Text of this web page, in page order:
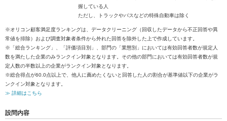
握している人
ただし、トラックやバスなどの特殊自動車は除く
※オリコン顧客満足度ランキングは、データクリーニング（回収したデータから不正回答や異
常値を排除）および調査対象者条件から外れた回答を除外した上で作成しています。
※「総合ランキング」、「評価項目別」、部門の「業態別」においては有効回答者数が規定人
数を満たした企業のみランクイン対象となります。その他の部門においては有効回答者数が規
定人数の半数以上の企業がランクイン対象となります。
※総合得点が60.0点以上で、他人に薦めたくないと回答した人の割合が基準値以下の企業がラ
ンクイン対象となります。
≫ 詳細はこちら
設問内容